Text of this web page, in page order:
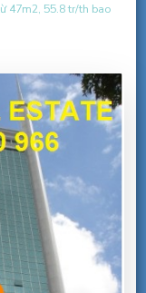
47m2, 55.8 tr/th bao